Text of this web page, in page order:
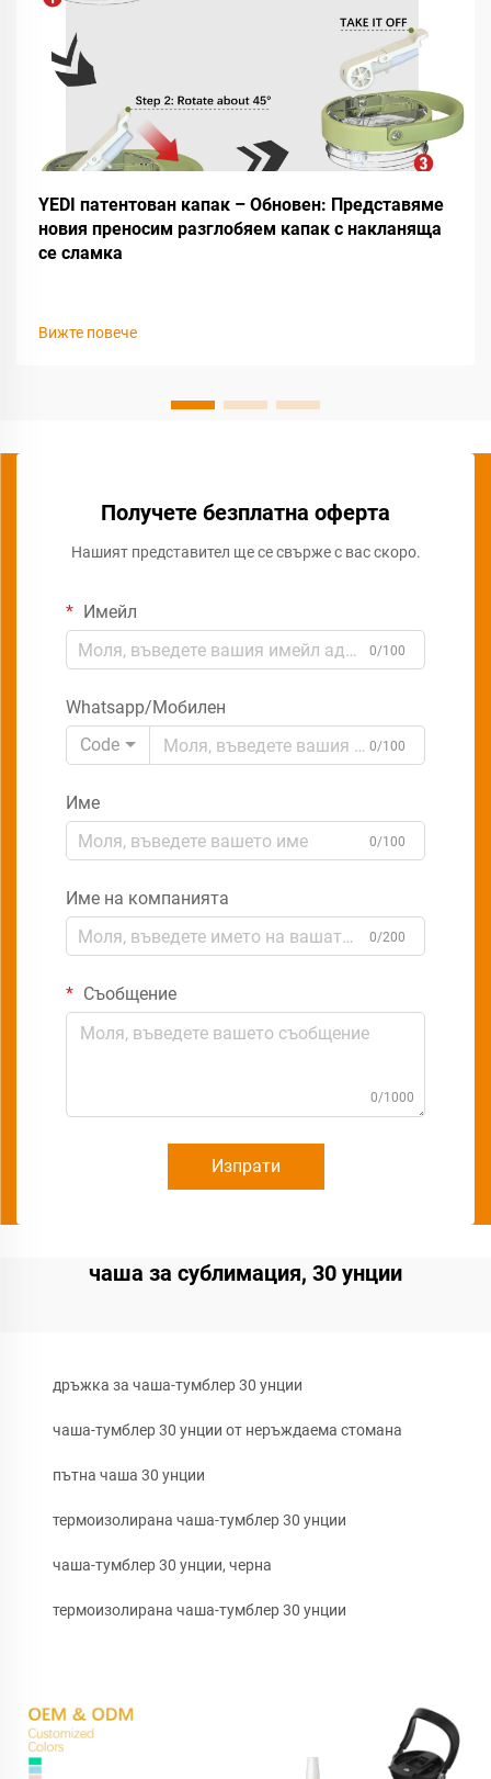
YEDI патентован капак – Обновен: Представяме
новия преносим разглобяем капак с накланяща
се сламка
Вижте повече
Получете безплатна оферта
Нашият представител ще се свърже с вас скоро.
Имейл
0/100
Whatsapp/Мобилен
Code
0/100
Име
0/100
Име на компанията
0/200
Съобщение
0/1000
Изпрати
чаша за сублимация, 30 унции
дръжка за чаша-тумблер 30 унции
чаша-тумблер 30 унции от неръждаема стомана
пътна чаша 30 унции
термоизолирана чаша-тумблер 30 унции
чаша-тумблер 30 унции, черна
термоизолирана чаша-тумблер 30 унции